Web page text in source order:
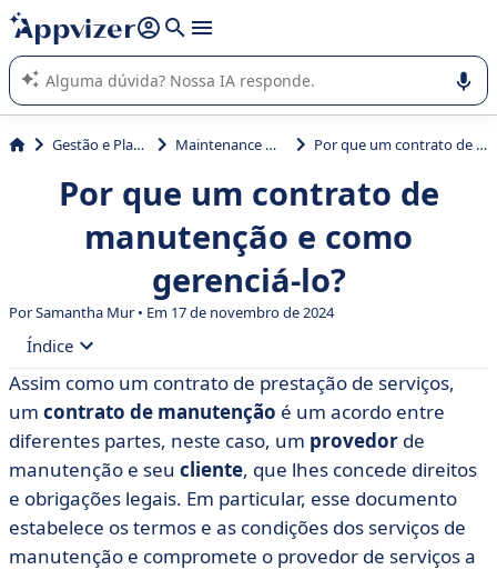
de nossa IA (várias linhas com
A IA do Appvizer o orienta no uso ou na seleção de software
SaaS para sua empresa.
Gestão e Planejamento Maintenance Management Por que um contrato de manutenção e como gerenciá-lo?
Por que um contrato de
manutenção e como
gerenciá-lo?
Por Samantha Mur • Em 17 de novembro de 2024
Índice
• O contrato de manutenção: definições e funções
• Quais são os diferentes tipos de contrato de
manutenção?
• O que você precisa saber sobre contratos de
manutenção
• Facilite o gerenciamento de seus contratos de
Assim como um contrato de prestação de serviços,
um contrato de manutenção é um acordo entre
diferentes partes, neste caso, um provedor de
manutenção e seu cliente, que lhes concede direitos
e obrigações legais. Em particular, esse documento
estabelece os termos e as condições dos serviços de
manutenção e compromete o provedor de serviços a